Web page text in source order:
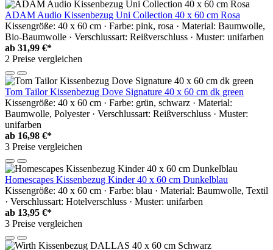
ADAM Audio Kissenbezug Uni Collection 40 x 60 cm Rosa
Kissengröße: 40 x 60 cm · Farbe: pink, rosa · Material: Baumwolle,
Bio-Baumwolle · Verschlussart: Reißverschluss · Muster: unifarben
ab 31,99 €*
2 Preise vergleichen
Tom Tailor Kissenbezug Dove Signature 40 x 60 cm dk green
Kissengröße: 40 x 60 cm · Farbe: grün, schwarz · Material:
Baumwolle, Polyester · Verschlussart: Reißverschluss · Muster:
unifarben
ab 16,98 €*
3 Preise vergleichen
Homescapes Kissenbezug Kinder 40 x 60 cm Dunkelblau
Kissengröße: 40 x 60 cm · Farbe: blau · Material: Baumwolle, Textil
· Verschlussart: Hotelverschluss · Muster: unifarben
ab 13,95 €*
3 Preise vergleichen